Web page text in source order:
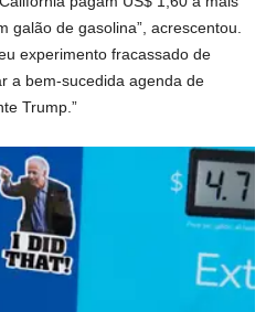
galão de gasolina”, acrescentou.
experimento fracassado de
a bem-sucedida agenda de
Trump.”